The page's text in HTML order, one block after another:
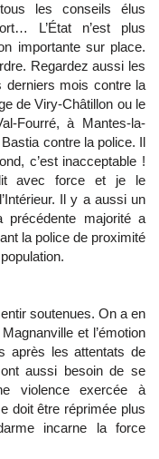
les conseils élus
L’État n’est plus
importante sur place.
Regardez aussi les
derniers mois contre la
de Viry-Châtillon ou le
Fourré, à Mantes-la-
contre la police. Il
c’est inacceptable !
dit avec force et je le
Il y a aussi un
majorité a
la police de proximité
soutenues. On a en
et l’émotion
après les attentats de
aussi besoin de se
violence exercée à
doit être réprimée plus
incarne la force